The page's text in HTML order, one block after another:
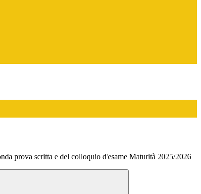
prova scritta e del colloquio d'esame Maturità 2025/2026